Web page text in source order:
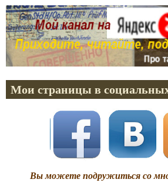
Мои страницы в
Вы можете подружиться со